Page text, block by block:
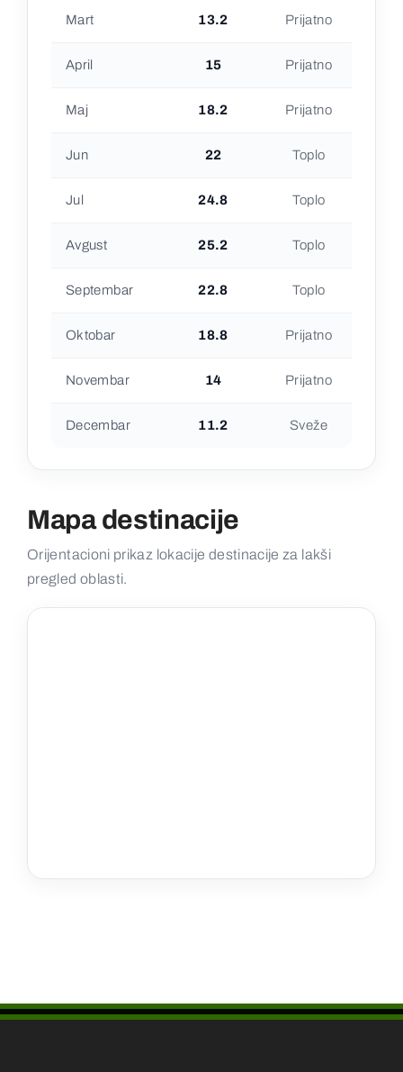
Mart 13.2 Prijatno
April 15 Prijatno
Maj 18.2 Prijatno
Jun 22 Toplo
Jul 24.8 Toplo
Avgust 25.2 Toplo
Septembar 22.8 Toplo
Oktobar 18.8 Prijatno
Novembar 14 Prijatno
Decembar 11.2 Sveže
Mapa destinacije
Orijentacioni prikaz lokacije destinacije za lakši
pregled oblasti.